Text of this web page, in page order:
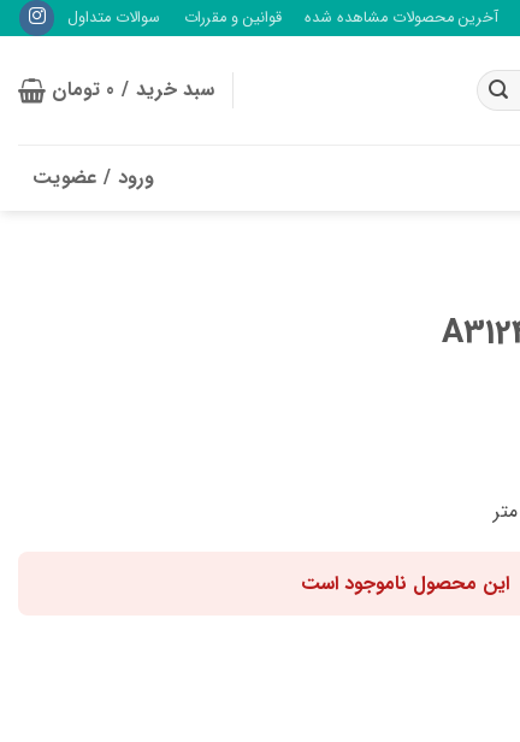
آخرین محصولات مشاهده شده قوانین و مقررات سوالات متداول
سبد خرید / 0 تومان
ورود / عضویت
این محصول ناموجود است